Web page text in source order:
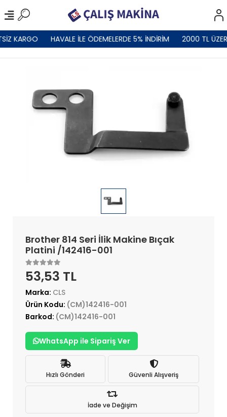
KARGO HAVALE İLE ÖDEMELERDE 5% İNDİRİM 2000 TL
Brother 814 Seri İlik Makine Bıçak
Platini /142416-001
53,53 TL
Marka: CLS
Ürün Kodu: (CM)142416-001
Barkod: (CM)142416-001
WhatsApp ile Sipariş Ver
Hızlı Gönderi Güvenli Alışveriş
İade ve Değişim